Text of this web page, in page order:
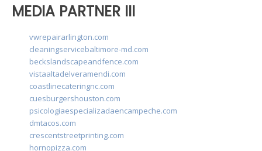
MEDIA PARTNER III
vwrepairarlington.com
cleaningservicebaltimore-md.com
beckslandscapeandfence.com
vistaaltadelveramendi.com
coastlinecateringnc.com
cuesburgershouston.com
psicologiaespecializadaencampeche.com
dmtacos.com
crescentstreetprinting.com
hornopizza.com